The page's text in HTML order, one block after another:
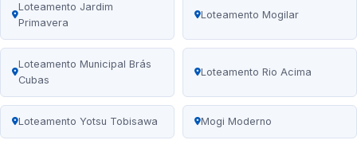
Loteamento Jardim
Primavera
Loteamento Mogilar
Loteamento Municipal Brás
Cubas
Loteamento Rio Acima
Loteamento Yotsu Tobisawa Mogi Moderno